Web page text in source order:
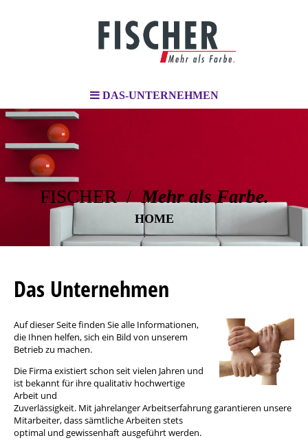
DAS-UNTERNEHMEN
FISCHER /Mehr als Farbe.
HOME
Das Unternehmen
Auf dieser Seite finden Sie alle Informationen,
die Ihnen helfen, sich ein Bild von unserem
Betrieb zu machen.
Die Firma existiert schon seit vielen Jahren und
ist bekannt für ihre qualitativ hochwertige
Arbeit und
Zuverlässigkeit. Mit jahrelanger Arbeitserfahrung garantieren unsere
Mitarbeiter, dass sämtliche Arbeiten stets
optimal und gewissenhaft ausgeführt werden.